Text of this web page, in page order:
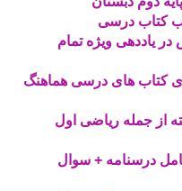
در یاددهی ویژه تمام
کتاب های درسی هماهنگ
از جمله ریاضی اول
درسنامه + سوال